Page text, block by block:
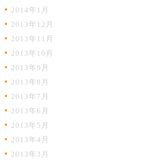
2014年1月
2013年12月
2013年11月
2013年10月
2013年9月
2013年8月
2013年7月
2013年6月
2013年5月
2013年4月
2013年3月